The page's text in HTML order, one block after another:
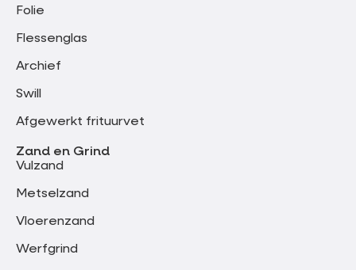
Folie
Flessenglas
Archief
Swill
Afgewerkt frituurvet
Zand en Grind
Vulzand
Metselzand
Vloerenzand
Werfgrind